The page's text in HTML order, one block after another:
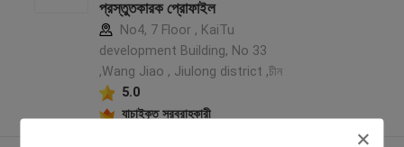
প্রস্তুতকারক প্রোফাইল
No4, 7 Floor , KaiTu
development Building, No 33
,Wang Jiao , Jiulong district ,চীন
5.0
যাচাইকৃত সরবরাহকারী